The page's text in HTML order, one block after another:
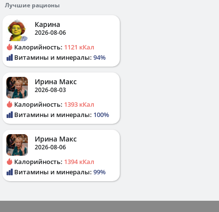
Лучшие рационы
Карина
2026-08-06
Калорийность: 1121 кКал
Витамины и минералы: 94%
Ирина Макс
2026-08-03
Калорийность: 1393 кКал
Витамины и минералы: 100%
Ирина Макс
2026-08-06
Калорийность: 1394 кКал
Витамины и минералы: 99%